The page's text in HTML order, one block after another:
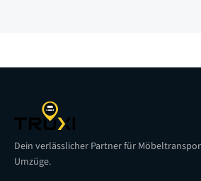
Dein verlässlicher Partner für
Umzüge.